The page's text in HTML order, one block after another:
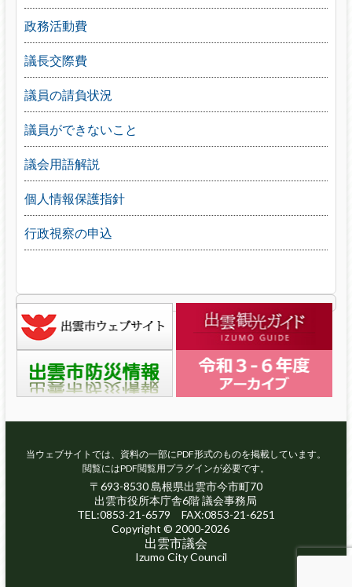
政務活動費
議長交際費
議員の請負状況
議員ができないこと
議会用語解説
個人情報保護指針
行政視察の申込
当ウェブサイトでは、資料の一部にPDF形式のものを掲載しています。
閲覧にはPDF閲覧用プラグインが必要です。
〒693-8530 島根県出雲市今市町70
出雲市役所本庁舎6階 議会事務局
TEL:0853-21-6579 FAX:0853-21-6251
Copyright © 2000-2026
出雲市議会
Izumo City Council